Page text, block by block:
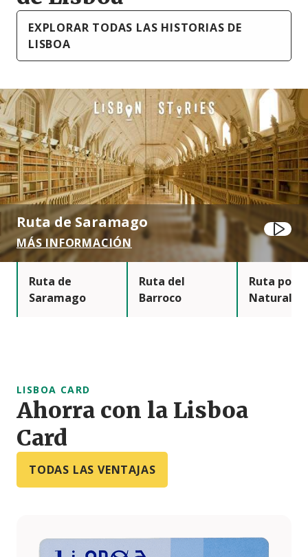
EXPLORAR TODAS LAS HISTORIAS DE
LISBOA
Ruta de Saramago
MÁS INFORMACIÓN Jugar
Ruta de
Saramago
Ruta del
Barroco
Ruta por
LISBOA CARD
Ahorra con la Lisboa
Card
TODAS LAS VENTAJAS